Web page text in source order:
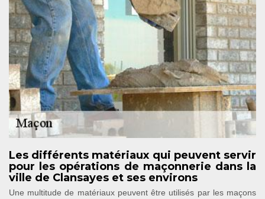
Les différents matériaux qui peuvent servir
pour les opérations de maçonnerie dans la
ville de Clansayes et ses environs
Une multitude de matériaux peuvent être utilisés par les maçons